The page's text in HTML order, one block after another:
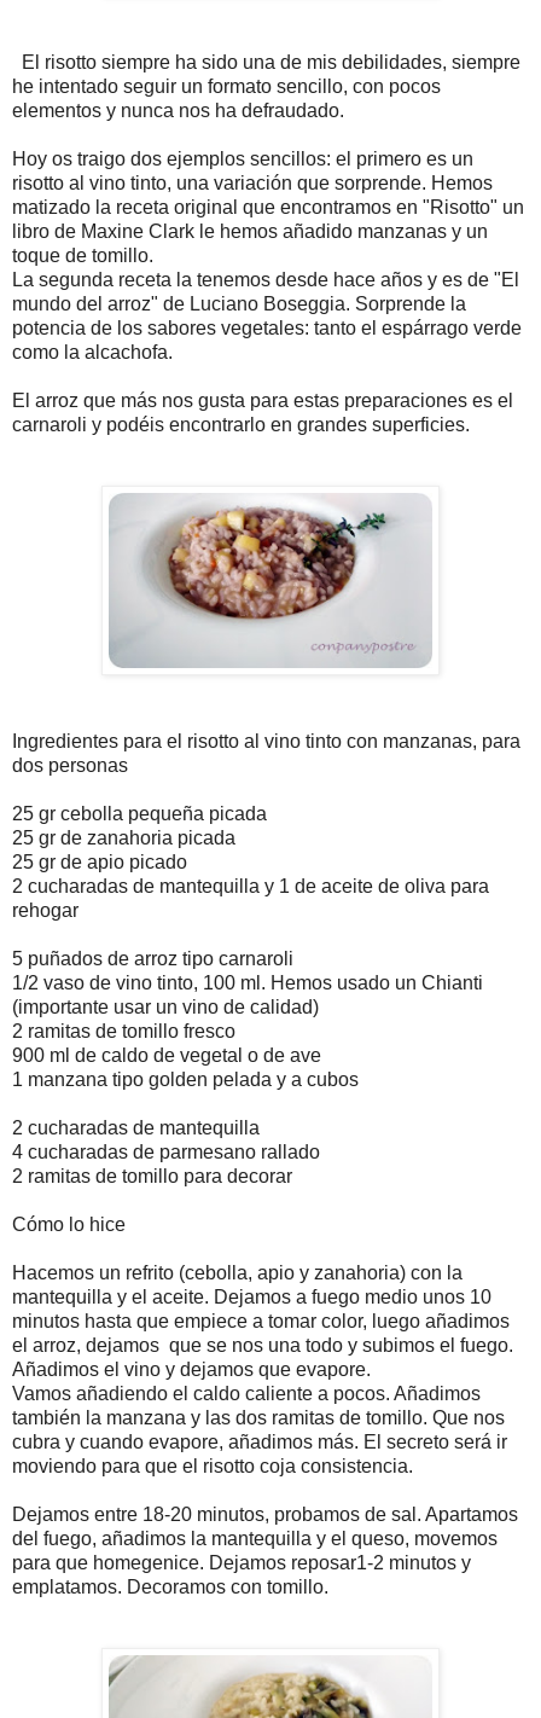
El risotto siempre ha sido una de mis debilidades, siempre
he intentado seguir un formato sencillo, con pocos
elementos y nunca nos ha defraudado.
Hoy os traigo dos ejemplos sencillos: el primero es un
risotto al vino tinto, una variación que sorprende. Hemos
matizado la receta original que encontramos en "Risotto" un
libro de Maxine Clark le hemos añadido manzanas y un
toque de tomillo.
La segunda receta la tenemos desde hace años y es de "El
mundo del arroz" de Luciano Boseggia. Sorprende la
potencia de los sabores vegetales: tanto el espárrago verde
como la alcachofa.
El arroz que más nos gusta para estas preparaciones es el
carnaroli y podéis encontrarlo en grandes superficies.
Ingredientes para el risotto al vino tinto con manzanas, para
dos personas
25 gr cebolla pequeña picada
25 gr de zanahoria picada
25 gr de apio picado
2 cucharadas de mantequilla y 1 de aceite de oliva para
rehogar
5 puñados de arroz tipo carnaroli
1/2 vaso de vino tinto, 100 ml. Hemos usado un Chianti
(importante usar un vino de calidad)
2 ramitas de tomillo fresco
900 ml de caldo de vegetal o de ave
1 manzana tipo golden pelada y a cubos
2 cucharadas de mantequilla
4 cucharadas de parmesano rallado
2 ramitas de tomillo para decorar
Cómo lo hice
Hacemos un refrito (cebolla, apio y zanahoria) con la
mantequilla y el aceite. Dejamos a fuego medio unos 10
minutos hasta que empiece a tomar color, luego añadimos
el arroz, dejamos que se nos una todo y subimos el fuego.
Añadimos el vino y dejamos que evapore.
Vamos añadiendo el caldo caliente a pocos. Añadimos
también la manzana y las dos ramitas de tomillo. Que nos
cubra y cuando evapore, añadimos más. El secreto será ir
moviendo para que el risotto coja consistencia.
Dejamos entre 18-20 minutos, probamos de sal. Apartamos
del fuego, añadimos la mantequilla y el queso, movemos
para que homegenice. Dejamos reposar1-2 minutos y
emplatamos. Decoramos con tomillo.